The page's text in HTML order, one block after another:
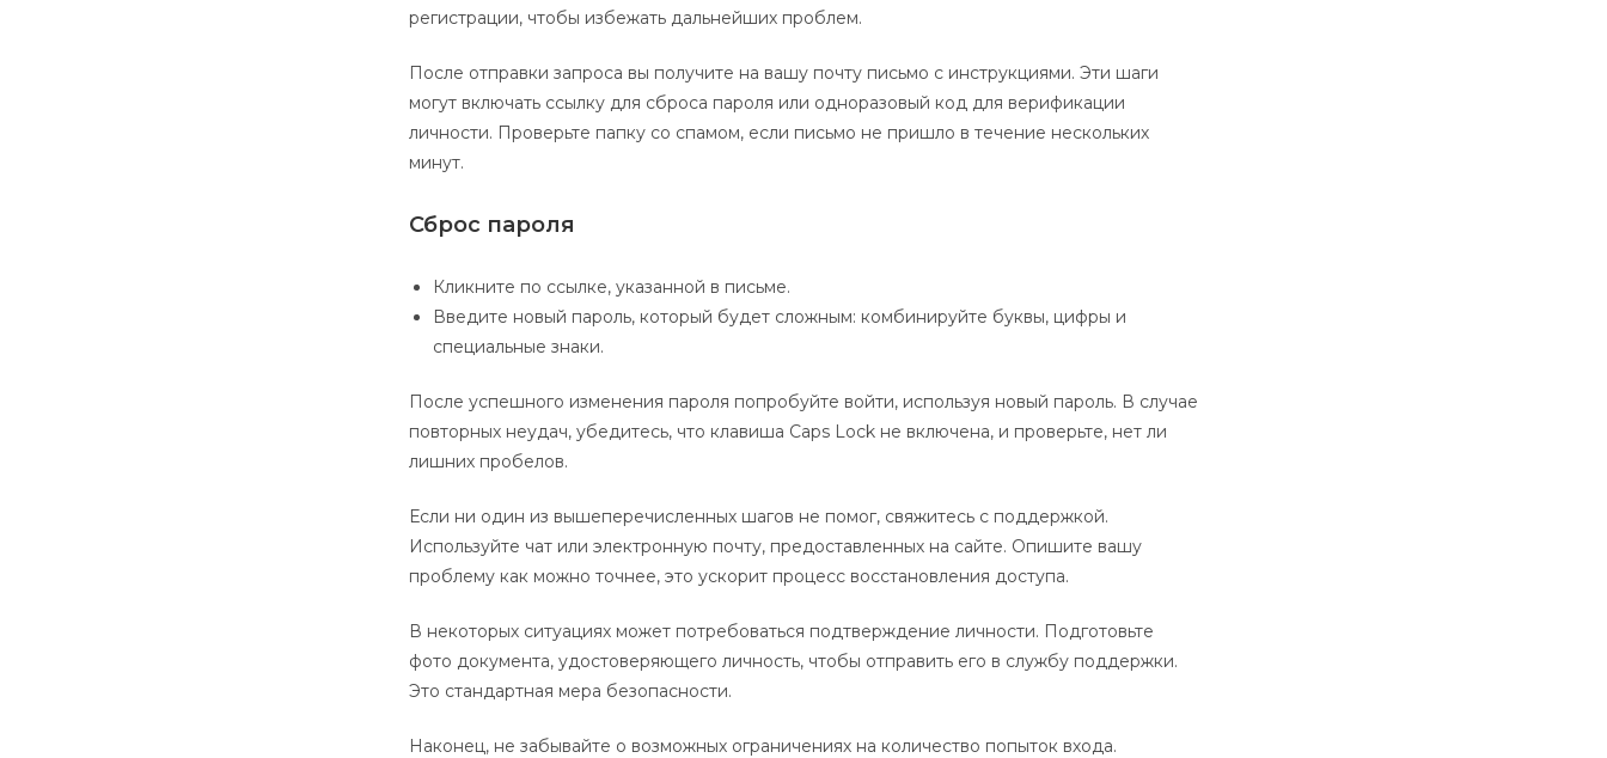
регистрации, чтобы избежать дальнейших проблем.
После отправки запроса вы получите на вашу почту письмо с инструкциями. Эти шаги
могут включать ссылку для сброса пароля или одноразовый код для верификации
личности. Проверьте папку со спамом, если письмо не пришло в течение нескольких
минут.
Сброс пароля
Кликните по ссылке, указанной в письме.
Введите новый пароль, который будет сложным: комбинируйте буквы, цифры и
специальные знаки.
После успешного изменения пароля попробуйте войти, используя новый пароль. В случае
повторных неудач, убедитесь, что клавиша Caps Lock не включена, и проверьте, нет ли
лишних пробелов.
Если ни один из вышеперечисленных шагов не помог, свяжитесь с поддержкой.
Используйте чат или электронную почту, предоставленных на сайте. Опишите вашу
проблему как можно точнее, это ускорит процесс восстановления доступа.
В некоторых ситуациях может потребоваться подтверждение личности. Подготовьте
фото документа, удостоверяющего личность, чтобы отправить его в службу поддержки.
Это стандартная мера безопасности.
Наконец, не забывайте о возможных ограничениях на количество попыток входа.